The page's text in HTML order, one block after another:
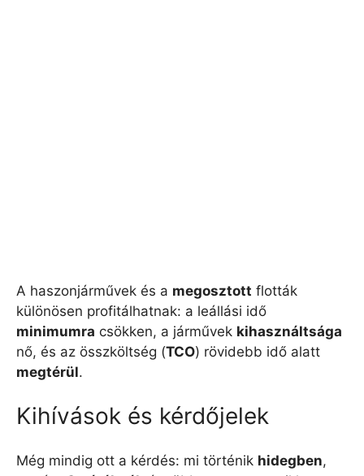
A haszonjárművek és a megosztott flották
különösen profitálhatnak: a leállási idő
minimumra csökken, a járművek kihasználtsága
nő, és az összköltség (TCO) rövidebb idő alatt
megtérül.
Kihívások és kérdőjelek
Még mindig ott a kérdés: mi történik hidegben,